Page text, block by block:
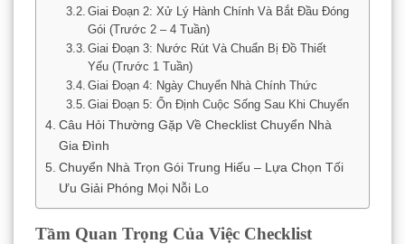
Giai Đoạn 2: Xử Lý Hành Chính Và Bắt Đầu Đóng
Gói (Trước 2 – 4 Tuần)
Giai Đoạn 3: Nước Rút Và Chuẩn Bị Đồ Thiết
Yếu (Trước 1 Tuần)
Giai Đoạn 4: Ngày Chuyển Nhà Chính Thức
Giai Đoạn 5: Ổn Định Cuộc Sống Sau Khi Chuyển
Câu Hỏi Thường Gặp Về Checklist Chuyển Nhà
Gia Đình
Chuyển Nhà Trọn Gói Trung Hiếu – Lựa Chọn Tối
Ưu Giải Phóng Mọi Nỗi Lo
Tầm Quan Trọng Của Việc Checklist